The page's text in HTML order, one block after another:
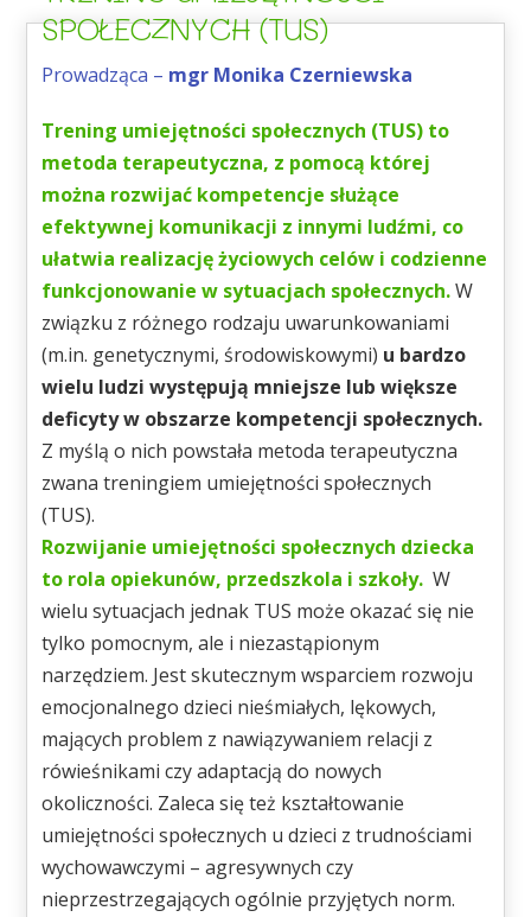
SPOŁECZNYCH (TUS)
Prowadząca – mgr Monika Czerniewska
Trening umiejętności społecznych (TUS) to
metoda terapeutyczna, z pomocą której
można rozwijać kompetencje służące
efektywnej komunikacji z innymi ludźmi, co
ułatwia realizację życiowych celów i codzienne
funkcjonowanie w sytuacjach społecznych.W
związku z różnego rodzaju uwarunkowaniami
(m.in. genetycznymi, środowiskowymi) u bardzo
wielu ludzi występują mniejsze lub większe
deficyty w obszarze kompetencji społecznych.
Z myślą o nich powstała metoda terapeutyczna
zwana treningiem umiejętności społecznych
(TUS).
Rozwijanie umiejętności społecznych dziecka
to rola opiekunów, przedszkola i szkoły. W
wielu sytuacjach jednak TUS może okazać się nie
tylko pomocnym, ale i niezastąpionym
narzędziem. Jest skutecznym wsparciem rozwoju
emocjonalnego dzieci nieśmiałych, lękowych,
mających problem z nawiązywaniem relacji z
rówieśnikami czy adaptacją do nowych
okoliczności. Zaleca się też kształtowanie
umiejętności społecznych u dzieci z trudnościami
wychowawczymi – agresywnych czy
nieprzestrzegających ogólnie przyjętych norm.